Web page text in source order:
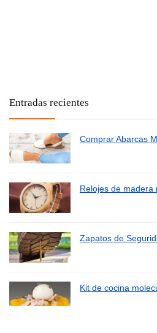
Entradas recientes
Comprar Abarcas
Relojes de
Zapatos de
Kit de cocina